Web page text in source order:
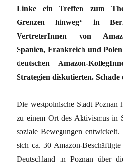
Linke ein Treffen zum
Grenzen hinweg“ in
VertreterInnen von
Spanien, Frankreich und
deutschen Amazon-
Strategien diskutierten.
Die westpolnische Stadt Poznan
zu einem Ort des Aktivismus in
soziale Bewegungen
sich ca. 30 Amazon-
Deutschland in Poznan über